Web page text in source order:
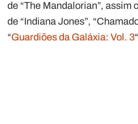
de “The Mandalorian”, assim
de “Indiana Jones”,
“Guardiões da Galáxia: Vol. 3